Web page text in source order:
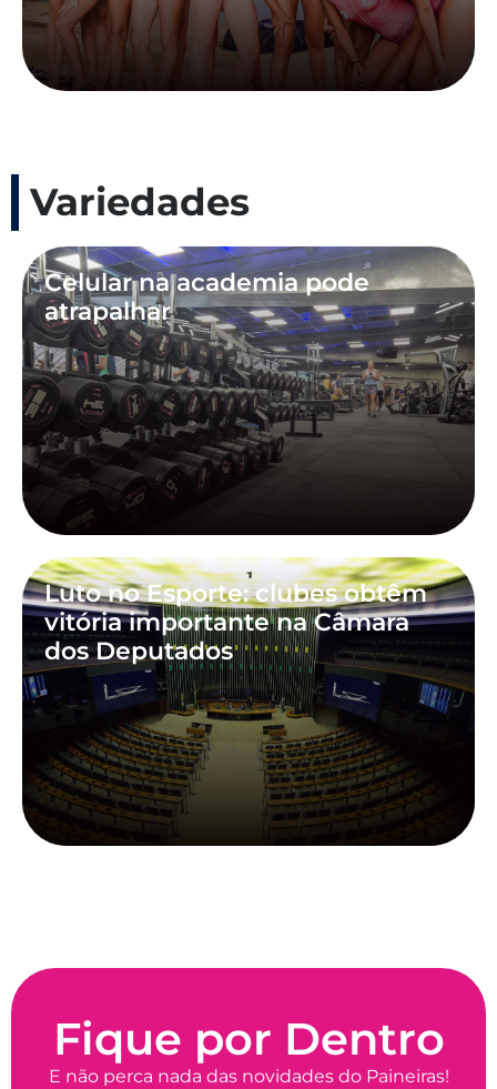
Variedades
Celular na academia pode
atrapalhar
Luto no Esporte: clubes obtêm
vitória importante na Câmara
dos Deputados
Fique por Dentro
E não perca nada das novidades do Paineiras!